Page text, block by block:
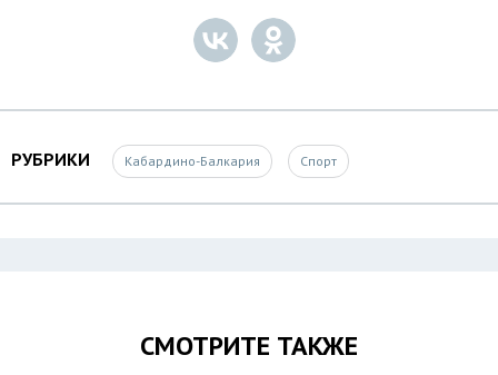
РУБРИКИ Кабардино-Балкария Спорт
СМОТРИТЕ ТАКЖЕ